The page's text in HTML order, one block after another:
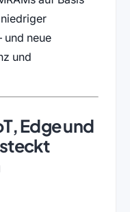
und neue
und
Edge und